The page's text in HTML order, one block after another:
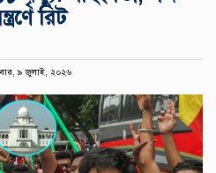
রিট
৯ জুলাই, ২০২৬